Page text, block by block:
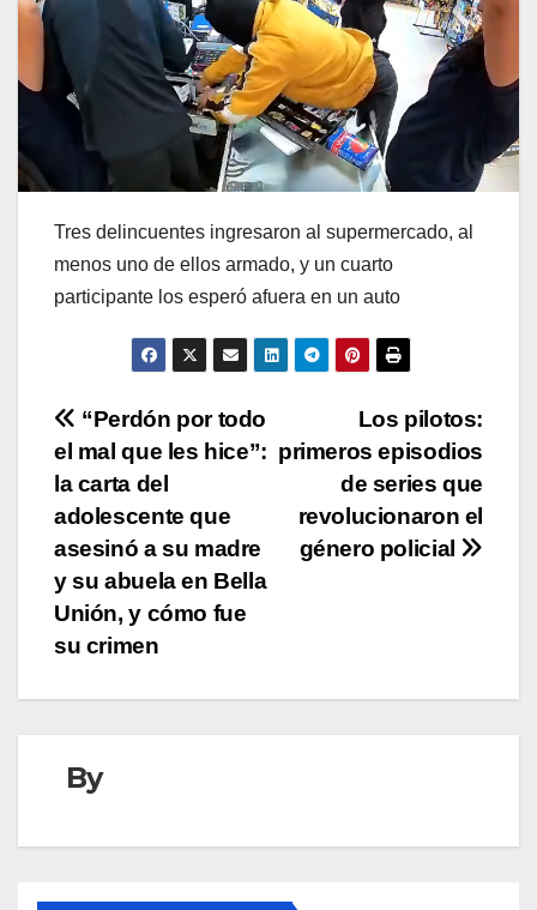
Tres delincuentes ingresaron al supermercado, al
menos uno de ellos armado, y un cuarto
participante los esperó afuera en un auto
Navegación
de
entradas
Los pilotos:
primeros episodios
de series que
revolucionaron el
género policial
“Perdón por todo
el mal que les hice”:
la carta del
adolescente que
asesinó a su madre
y su abuela en Bella
Unión, y cómo fue
su crimen
By